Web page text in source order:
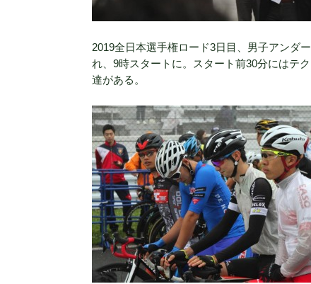
2019全日本選手権ロード3日目、男子アンダ
れ、9時スタートに。スタート前30分にはテ
達がある。